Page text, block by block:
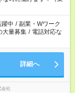
中 / 副業・Wワーク
大量募集 / 電話対応な
詳細へ
会社